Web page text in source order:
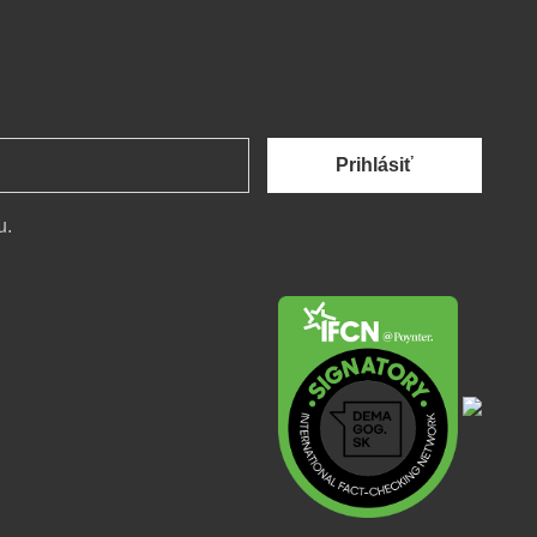
Prihlásiť